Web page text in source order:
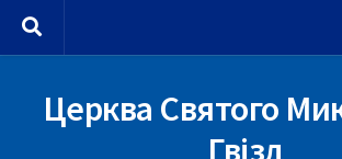
Skip to content
Церква Святого
Гвізд